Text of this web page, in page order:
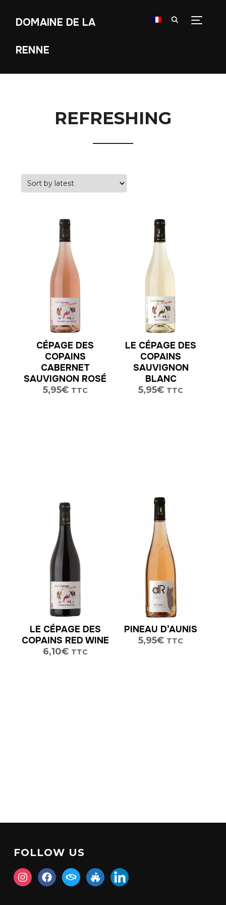
DOMAINE DE LA
RENNE
REFRESHING
CÉPAGE DES
COPAINS
CABERNET
SAUVIGNON ROSÉ
5,95€ TTC
LE CÉPAGE DES
COPAINS
SAUVIGNON
BLANC
5,95€ TTC
LE CÉPAGE DES
COPAINS RED WINE
6,10€ TTC
PINEAU D’AUNIS
5,95€ TTC
FOLLOW US